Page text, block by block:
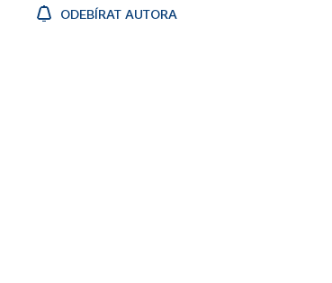
ODEBÍRAT AUTORA